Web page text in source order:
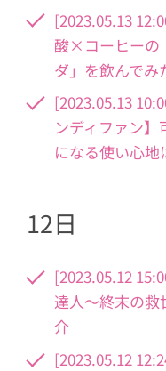
[2023.05.13
酸×コーヒーの
ダ」を飲んでみ
[2023.05.13
ンディファン
になる使い心地
12日
[2023.05.12
達人〜終末の
介
[2023.05.12